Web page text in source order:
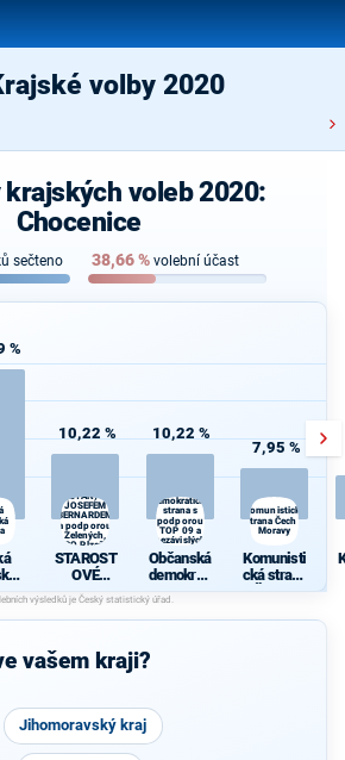
volby 2020
voleb 2020:
Chocenice
sečteno 38,66% volební účast
%
10,22 %
(STAN) s
JOSEFEM
BERNARDEM
a podporou
Zelených,
PRO Plzeň a
Idealistů
STAROST
OVÉ
(STAN) s
JOSEFEM
BERNARD
podporou
a Idealistů
10,22 %
demokratická
strana s
podporou
TOP 09 a
nezávislých
starostů
Občanská
demokrati
cká strana
s podporou
TOP 09 a
h starostů
7,95 %
Komunistická
strana Čech a
Moravy
Komunisti
cká strana
Čech a
vašem kraji?
Jihomoravský kraj